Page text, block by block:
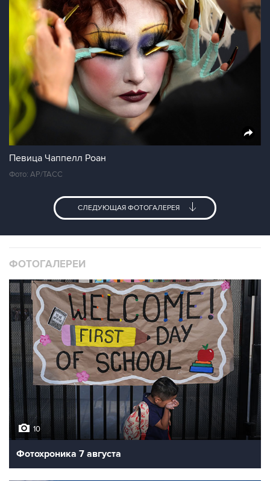
Певица Чаппелл Роан
Фото: АР/ТАСС
СЛЕДУЮЩАЯ ФОТОГАЛЕРЕЯ
ФОТОГАЛЕРЕИ
10
Фотохроника 7 августа